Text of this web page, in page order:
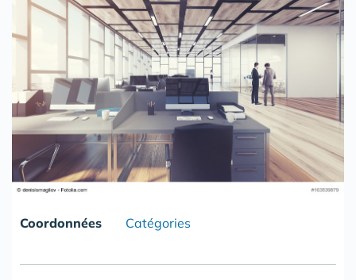
Coordonnées Catégories